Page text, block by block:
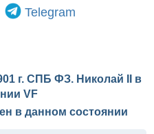
Telegram
г. СПБ ФЗ. Николай II в
VF
в данном состоянии